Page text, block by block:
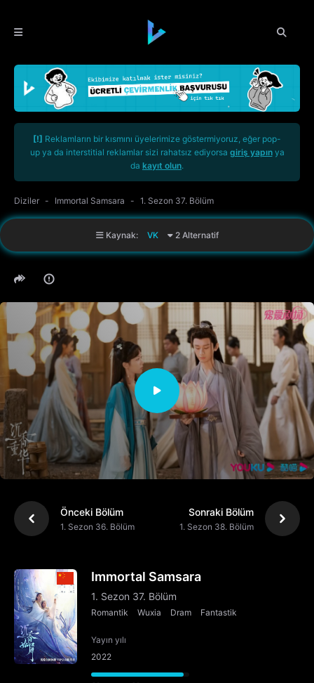
[!] Reklamların bir kısmını üyelerimize göstermiyoruz, eğer pop-
up ya da interstitial reklamlar sizi rahatsız ediyorsa giriş yapınya
da kayıt olun.
Diziler Immortal Samsara 1. Sezon 37. Bölüm
Kaynak: VK 2 Alternatif
Önceki Bölüm
1. Sezon 36. Bölüm
Sonraki Bölüm
1. Sezon 38. Bölüm
Immortal Samsara
1. Sezon 37. Bölüm
Romantik Wuxia Dram Fantastik
Yayın yılı
2022